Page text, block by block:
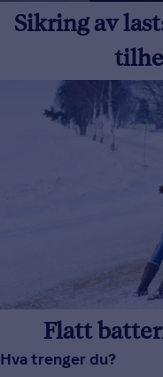
Sikring av
Flatt
Hva trenger du?